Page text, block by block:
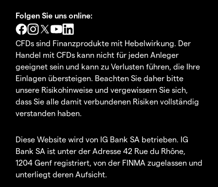
Folgen Sie uns online:
CFDs sind Finanzprodukte mit Hebelwirkung. Der
Handel mit CFDs kann nicht für jeden Anleger
geeignet sein und kann zu Verlusten führen, die Ihre
Einlagen übersteigen. Beachten Sie daher bitte
unsere Risikohinweise und vergewissern Sie sich,
dass Sie alle damit verbundenen Risiken vollständig
verstanden haben.
Diese Website wird von IG Bank SA betrieben. IG
Bank SA ist unter der Adresse 42 Rue du Rhône,
1204 Genf registriert, von der FINMA zugelassen und
unterliegt deren Aufsicht.